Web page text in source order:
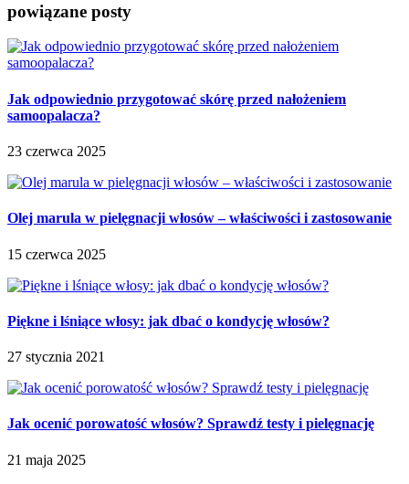
powiązane posty
Jak odpowiednio przygotować skórę przed nałożeniem
samoopalacza?
23 czerwca 2025
Olej marula w pielęgnacji włosów – właściwości i zastosowanie
15 czerwca 2025
Piękne i lśniące włosy: jak dbać o kondycję włosów?
27 stycznia 2021
Jak ocenić porowatość włosów? Sprawdź testy i pielęgnację
21 maja 2025